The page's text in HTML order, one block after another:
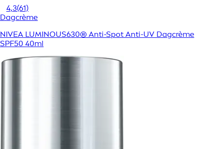
4,3(61)
Dagcrème
NIVEA LUMINOUS630® Anti-Spot Anti-UV Dagcrème
SPF50 40ml